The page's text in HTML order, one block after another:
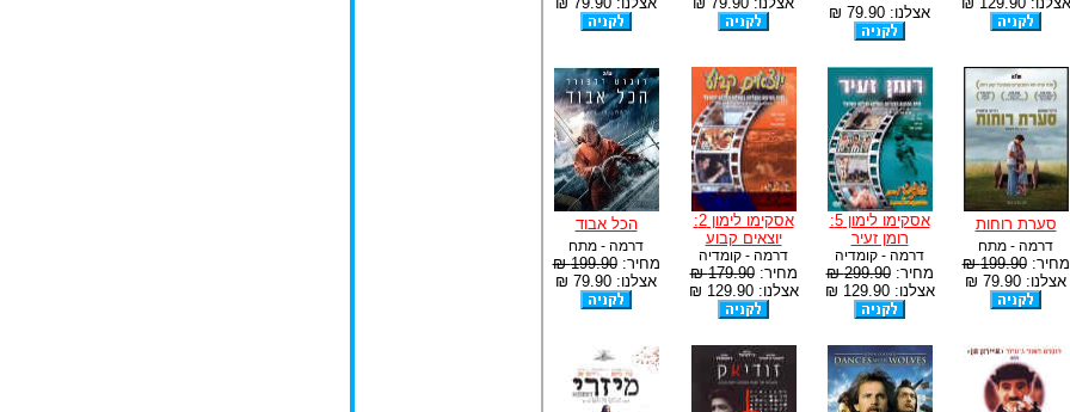
אצלנו: 79.90 ₪
סערת רוחות
דרמה - מתח
מחיר:199.90 ₪
אצלנו: 79.90 ₪
אסקימו לימון 5:
רומן זעיר
דרמה - קומדיה
מחיר:299.90 ₪
אצלנו: 129.90 ₪
אסקימו לימון 2:
יוצאים קבוע
דרמה - קומדיה
מחיר:179.90 ₪
אצלנו: 129.90 ₪
הכל אבוד
דרמה - מתח
מחיר:199.90 ₪
אצלנו: 79.90 ₪